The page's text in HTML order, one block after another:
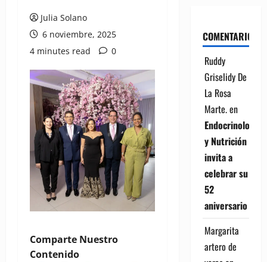
Julia Solano
6 noviembre, 2025
4 minutes read
0
Comparte Nuestro
Contenido
COMENTARIOS
Ruddy
Griselidy De
La Rosa
Marte.en
Endocrinología
y Nutrición
invita a
celebrar su
52
aniversario
Margarita
artero de